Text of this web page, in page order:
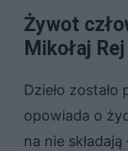
Żywot
Mikołaj Rej
Dzieło
opowiada o
na nie